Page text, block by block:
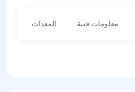
معلومات فنية المعدات